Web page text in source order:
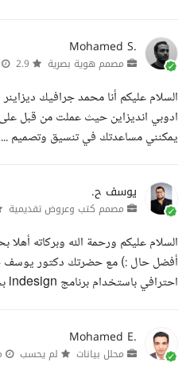
Mohamed S.
مصمم هوية بصرية
السلام عليكم أنا محمد جرافيك
ادوبي انديزاين حيث عملت من قبل
يمكنني مساعدتك في تنسيق وتصميم ...
يوسف ح.
مصمم كتب وعروض تقديمية
السلام عليكم ورحمة الله وبركاته
أفضل حال :) مع حضرتك دكتور يوسف
احترافي باستخدام برنامج indesign بخبر...
Mohamed E.
محلل بيانات لم يحسب